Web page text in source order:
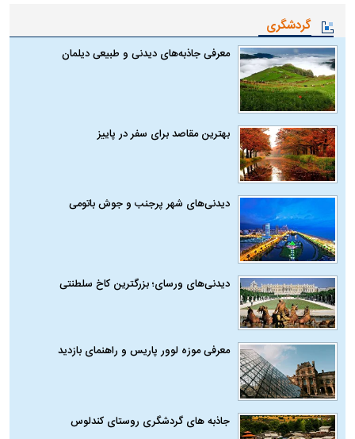
گردشگری
معرفی جاذبه‌های دیدنی و طبیعی دیلمان
بهترین مقاصد برای سفر در پاییز
دیدنی‌های شهر پرجنب و جوش باتومی
دیدنی‌های ورسای؛ بزرگترین کاخ سلطنتی
معرفی موزه لوور پاریس و راهنمای بازدید
جاذبه های گردشگری روستای کندلوس